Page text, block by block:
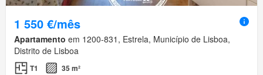
1 550 €/mês
Apartamento em 1200-831, Estrela, Município de Lisboa,
Distrito de Lisboa
T1
35 m²